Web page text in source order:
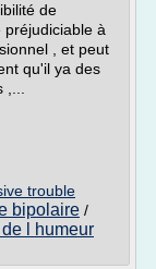
de
à
, et peut
qu'il ya des
trouble
bipolaire /
l humeur